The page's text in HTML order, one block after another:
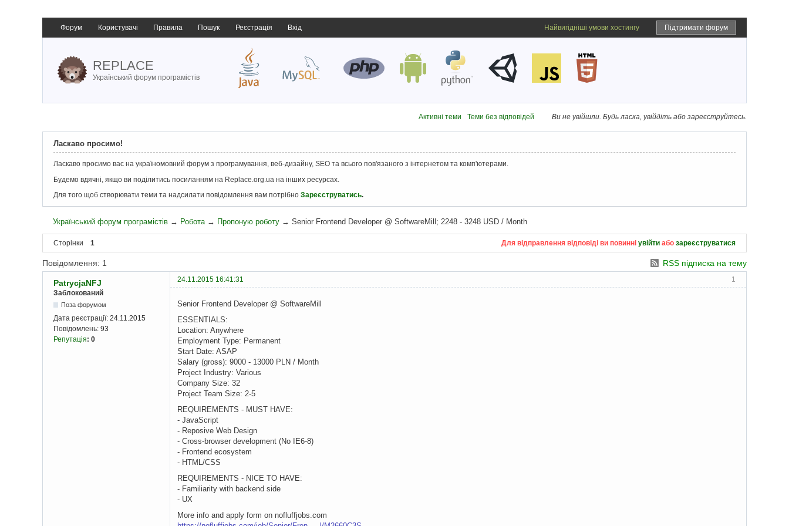
Форум Користувачі Правила Пошук Реєстрація Вхід Підтримати форум
Найвигідніші умови хостингу
REPLACE
Український форум програмістів
Ви не увійшли. Будь ласка, увійдіть або зареєструйтесь.
Активні теми Теми без відповідей
Ласкаво просимо!
Ласкаво просимо вас на україномовний форум з програмування, веб-дизайну, SEO та всього пов'язаного з інтернетом та комп'ютерами.
Будемо вдячні, якщо ви поділитись посиланням на Replace.org.ua на інших ресурсах.
Для того щоб створювати теми та надсилати повідомлення вам потрібно Зареєструватись.
Український форум програмістів → Робота → Пропоную роботу →Senior Frontend Developer @ SoftwareMill; 2248 - 3248 USD / Month
Сторінки 1 Для відправлення відповіді ви повинні увійти або зареєструватися
RSS підписка на тему
Повідомлення: 1
1
PatrycjaNFJ
24.11.2015 16:41:31
Заблокований
Поза форумом
Дата реєстрації: 24.11.2015
Повідомлень: 93
Репутація: 0
Senior Frontend Developer @ SoftwareMill
ESSENTIALS:
Location: Anywhere
Employment Type: Permanent
Start Date: ASAP
Salary (gross): 9000 - 13000 PLN / Month
Project Industry: Various
Company Size: 32
Project Team Size: 2-5
REQUIREMENTS - MUST HAVE:
- JavaScript
- Reposive Web Design
- Cross-browser development (No IE6-8)
- Frontend ecosystem
- HTML/CSS
REQUIREMENTS - NICE TO HAVE:
- Familiarity with backend side
- UX
More info and apply form on nofluffjobs.com